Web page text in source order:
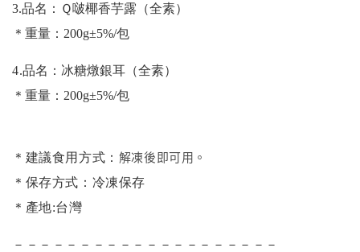
3.品名： Ｑ啵椰香芋露（全素）
＊重量：200g±5%/包
4.品名：冰糖燉銀耳 （全素）
＊重量：200g±5%/包
＊建議食用方式： 解凍後即可用。
＊保存方式：冷凍保存
＊產地:台灣
－－－－－－－－－－－－－－－－－－－－